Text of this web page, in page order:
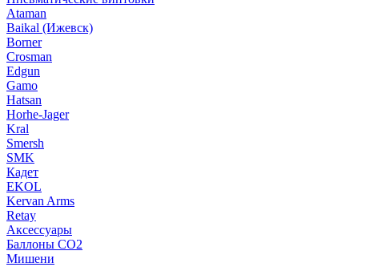
Ataman
Baikal (Ижевск)
Borner
Crosman
Edgun
Gamo
Hatsan
Horhe-Jager
Kral
Smersh
SMK
Кадет
EKOL
Kervan Arms
Retay
Аксессуары
Баллоны СО2
Мишени